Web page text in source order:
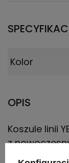
Kolor
OPIS
Koszule linii
z
prezentują